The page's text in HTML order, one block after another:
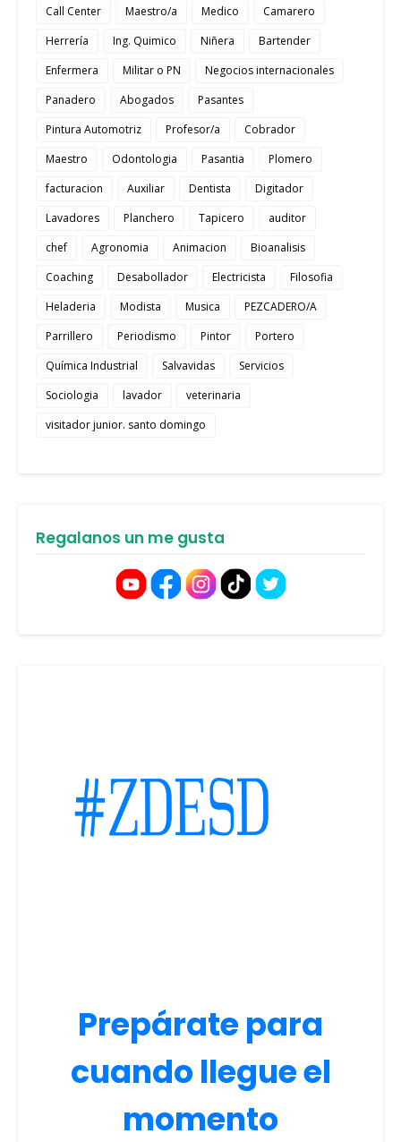
Call Center Maestro/a Medico
Camarero
Herrería
Ing. Quimico Niñera
Bartender
Enfermera
Militar o PN
Negocios internacionales
Panadero
Abogados
Pasantes
Pintura Automotriz
Profesor/a
Cobrador
Maestro
Odontologia Pasantia
Plomero
facturacion
Auxiliar Dentista
Digitador
Lavadores
Planchero Tapicero
auditor
chef
Agronomia Animacion
Bioanalisis
Coaching
Desabollador Electricista
Filosofia
Heladeria
Modista Musica
PEZCADERO/A
Parrillero
Periodismo Pintor
Portero
Química Industrial
Salvavidas
Servicios
Sociologia
lavador
veterinaria
visitador junior. santo domingo
Regalanos un me gusta
Prepárate para
cuando llegue el
momento